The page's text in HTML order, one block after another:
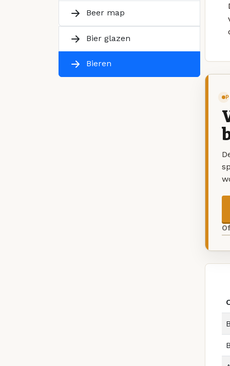
Beer map
Bier glazen
Bieren